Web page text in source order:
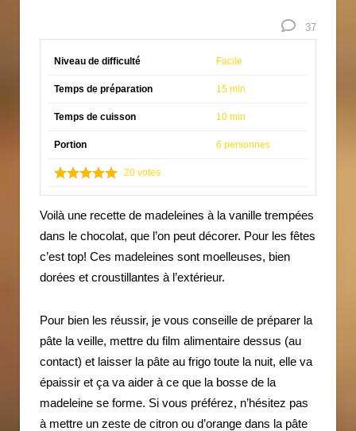
37
Niveau de difficulté Facile
Temps de préparation 15 min
Temps de cuisson 10 min
Portion 6 personnes
20 votes
Voilà une recette de madeleines à la vanille trempées
dans le chocolat, que l’on peut décorer. Pour les fêtes
c’est top! Ces madeleines sont moelleuses, bien
dorées et croustillantes à l’extérieur.
Pour bien les réussir, je vous conseille de préparer la
pâte la veille, mettre du film alimentaire dessus (au
contact) et laisser la pâte au frigo toute la nuit, elle va
épaissir et ça va aider à ce que la bosse de la
madeleine se forme. Si vous préférez, n’hésitez pas
à mettre un zeste de citron ou d’orange dans la pâte